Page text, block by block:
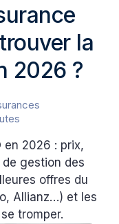
la
2026 ?
en 2026 : prix,
gestion des
offres du
Allianz…) et les
tromper.